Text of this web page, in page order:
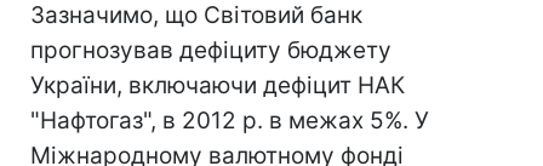
Зазначимо, що Світовий банк
прогнозував дефіциту бюджету
України, включаючи дефіцит НАК
"Нафтогаз", в 2012 р. в межах 5%. У
Міжнародному валютному фонді